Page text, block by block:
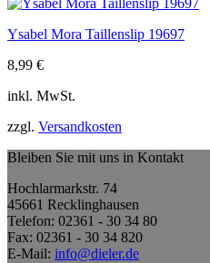
Ysabel Mora Taillenslip 19697
8,99 €
inkl. MwSt.
zzgl. Versandkosten
Bleiben Sie mit uns in Kontakt
Hochlarmarkstr. 74
45661 Recklinghausen
Telefon: 02361 - 30 34 80
Fax: 02361 - 30 34 820
E-Mail: info@dieler.de